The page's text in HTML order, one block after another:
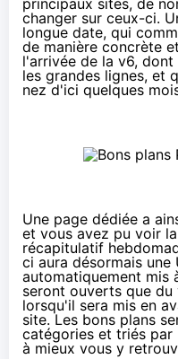
principaux sites, de
changer sur ceux-ci.
longue date, qui
de manière concrète
l'arrivée de la v6,
les grandes lignes, et
nez d'ici quelques
Une page dédiée a
et vous avez pu voir
récapitulatif
ci aura désormais une
automatiquement mis
seront ouverts que
lorsqu'il sera mis en
site. Les bons plans
catégories et triés
à mieux vous y